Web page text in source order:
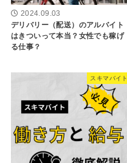
2024.09.03
デリバリー（配送）のアルバイト
はきついって本当？女性でも稼げ
る仕事？
スキマバイト